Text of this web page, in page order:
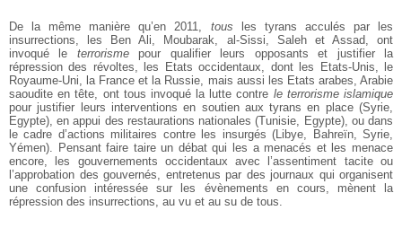
De la même manière qu’en 2011, tous les tyrans acculés par les
insurrections, les Ben Ali, Moubarak, al-Sissi, Saleh et Assad, ont
invoqué le terrorismepour qualifier leurs opposants et justifier la
répression des révoltes, les Etats occidentaux, dont les Etats-Unis, le
Royaume-Uni, la France et la Russie, mais aussi les Etats arabes, Arabie
saoudite en tête, ont tous invoqué la lutte contre le terrorisme islamique
pour justifier leurs interventions en soutien aux tyrans en place (Syrie,
Egypte), en appui des restaurations nationales (Tunisie, Egypte), ou dans
le cadre d’actions militaires contre les insurgés (Libye, Bahreïn, Syrie,
Yémen). Pensant faire taire un débat qui les a menacés et les menace
encore, les gouvernements occidentaux avec l’assentiment tacite ou
l’approbation des gouvernés, entretenus par des journaux qui organisent
une confusion intéressée sur les évènements en cours, mènent la
répression des insurrections, au vu et au su de tous.